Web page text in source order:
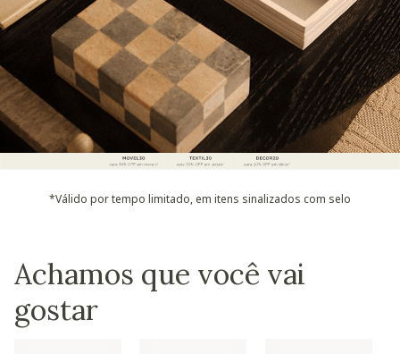
*Válido por tempo limitado, em itens sinalizados com selo
Achamos que você vai
gostar